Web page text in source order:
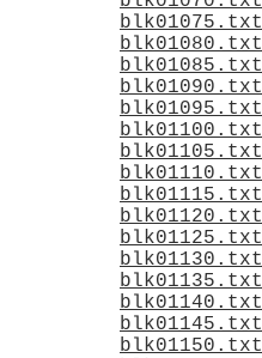
blk01075.txt
blk01080.txt
blk01085.txt
blk01090.txt
blk01095.txt
blk01100.txt
blk01105.txt
blk01110.txt
blk01115.txt
blk01120.txt
blk01125.txt
blk01130.txt
blk01135.txt
blk01140.txt
blk01145.txt
blk01150.txt